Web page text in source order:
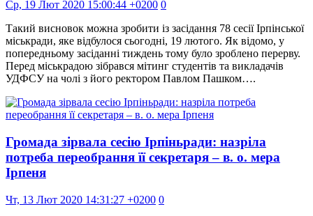
Ср, 19 Лют 2020 15:00:44 +0200 0
Такий висновок можна зробити із засідання 78 сесії Ірпінської
міськради, яке відбулося сьогодні, 19 лютого. Як відомо, у
попередньому засіданні тиждень тому було зроблено перерву.
Перед міськрадою зібрався мітинг студентів та викладачів
УДФСУ на чолі з його ректором Павлом Пашком….
Громада зірвала сесію Ірпіньради: назріла
потреба переобрання її секретаря – в. о. мера
Ірпеня
Чт, 13 Лют 2020 14:31:27 +0200 0